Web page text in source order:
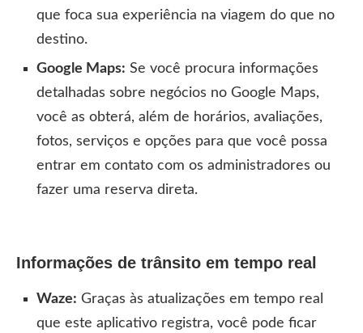
que foca sua experiência na viagem do que no
destino.
Google Maps: Se você procura informações
detalhadas sobre negócios no Google Maps,
você as obterá, além de horários, avaliações,
fotos, serviços e opções para que você possa
entrar em contato com os administradores ou
fazer uma reserva direta.
Informações de trânsito em tempo real
Waze: Graças às atualizações em tempo real
que este aplicativo registra, você pode ficar